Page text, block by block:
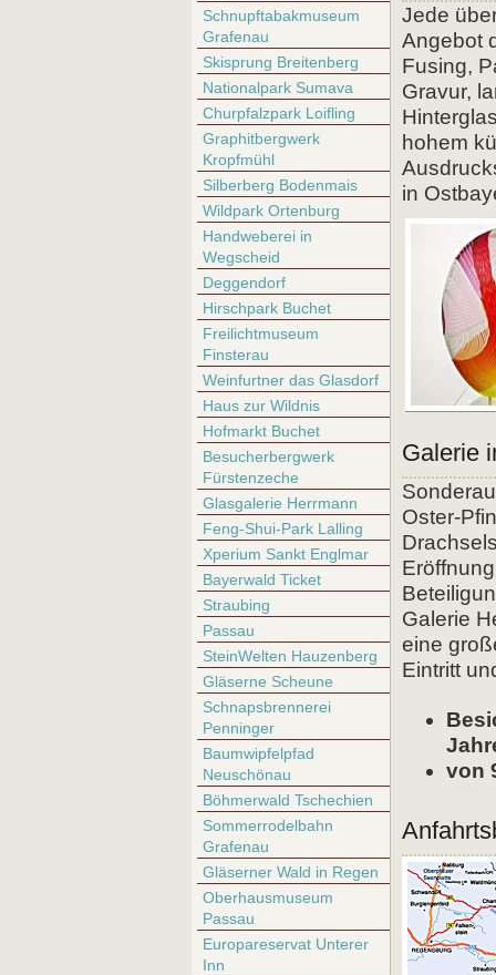
Schnupftabakmuseum
Grafenau
Skisprung Breitenberg
Nationalpark Sumava
Churpfalzpark Loifling
Graphitbergwerk
Kropfmühl
Silberberg Bodenmais
Wildpark Ortenburg
Handweberei in
Wegscheid
Deggendorf
Hirschpark Buchet
Freilichtmuseum
Finsterau
Weinfurtner das Glasdorf
Haus zur Wildnis
Hofmarkt Buchet
Besucherbergwerk
Fürstenzeche
Glasgalerie Herrmann
Feng-Shui-Park Lalling
Xperium Sankt Englmar
Bayerwald Ticket
Straubing
Passau
SteinWelten Hauzenberg
Gläserne Scheune
Schnapsbrennerei
Penninger
Baumwipfelpfad
Neuschönau
Böhmerwald Tschechien
Sommerrodelbahn
Grafenau
Gläserner Wald in Regen
Oberhausmuseum
Passau
Europareservat Unterer
Inn
Jede
Angebot
Fusing,
Gravur,
hohem
in
Galerie
Oster-
Galerie
eine
Eintritt
von